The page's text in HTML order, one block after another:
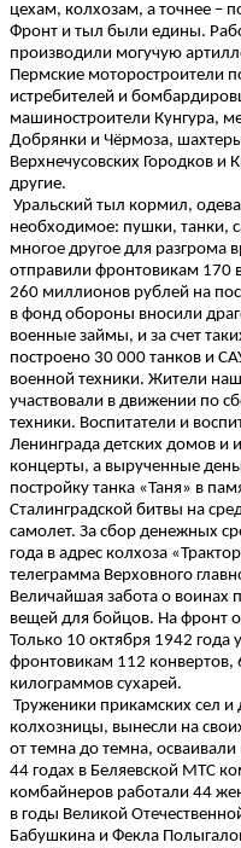
цехам, колхозам, а точнее –
Фронт и тыл были едины.
производили могучую
Пермские моторостроители
истребителей и
машиностроители Кунгура,
Добрянки и Чёрмоза,
Верхнечусовских Городков и
другие.
Уральский тыл кормил,
необходимое: пушки, танки,
многое другое для разгрома
отправили фронтовикам 170
260 миллионов рублей на
в фонд обороны вносили
военные займы, и за счет
построено 30 000 танков и
военной техники. Жители
участвовали в движении по
техники. Воспитатели и
Ленинграда детских домов и
концерты, а вырученные
постройку танка «Таня» в
Сталинградской битвы на
самолет. За сбор денежных
года в адрес колхоза
телеграмма Верховного
Величайшая забота о воинах
вещей для бойцов. На фронт
Только 10 октября 1942
фронтовикам 112 конвертов,
килограммов сухарей.
Труженики прикамских сел
колхозницы, вынесли на
от темна до темна,
44 годах в Беляевской МТС
комбайнеров работали 44
в годы Великой
Бабушкина и Фекла